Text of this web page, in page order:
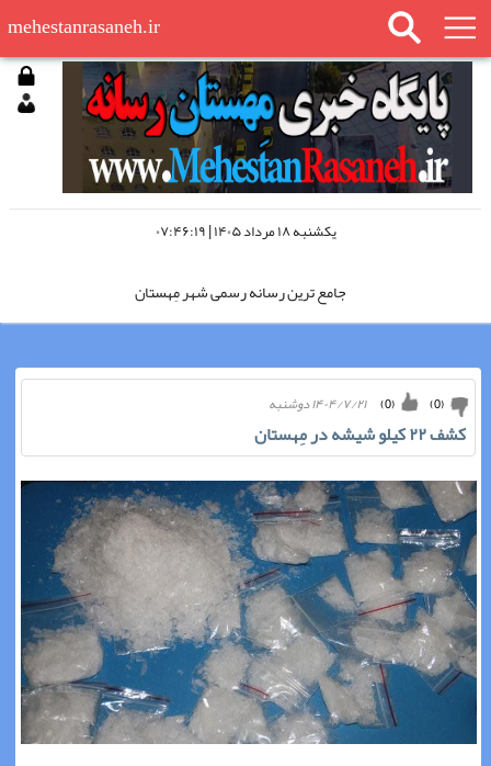
mehestanrasaneh.ir
يكشنبه ۱۸ مرداد ۱۴۰۵ | ۰۷:۴۶:۱۹
جامع ترین رسانه رسمی شهر مِهستان
مِهستان رسانه؛ «چشم سوم شهر»۱۴۰۴/۷/۲۱ دوشنبه (
0
) (
0
)
کشف ۲۲ کيلو شيشه در مِهستان